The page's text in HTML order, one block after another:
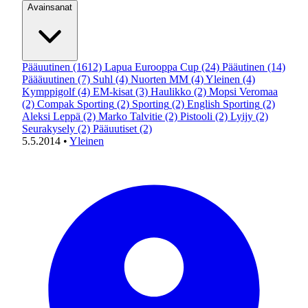
Avainsanat
Pääuutinen (1612) Lapua Eurooppa Cup (24) Pääutinen (14)
Päääuutinen (7) Suhl (4) Nuorten MM (4)Yleinen (4)
Kymppigolf (4) EM-kisat (3) Haulikko (2) Mopsi Veromaa
(2) Compak Sporting (2) Sporting (2) English Sporting (2)
Aleksi Leppä (2) Marko Talvitie (2) Pistooli (2) Lyijy (2)
Seurakysely (2) Pääuutiset (2)
5.5.2014 • Yleinen